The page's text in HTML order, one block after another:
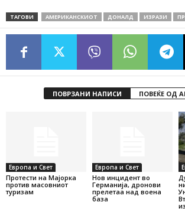
ТАГОВИ АМЕРИКАНСКИОТ ДОНАЛД ИЗРАЗИ
ПОВРЗАНИ НАПИСИ ПОВЕЌЕ ОД
Европа и Свет
Протести на Мајорка
против масовниот
туризам
Европа и Свет
Нов инцидент во
Германија, дронови
прелетаа над воена
база